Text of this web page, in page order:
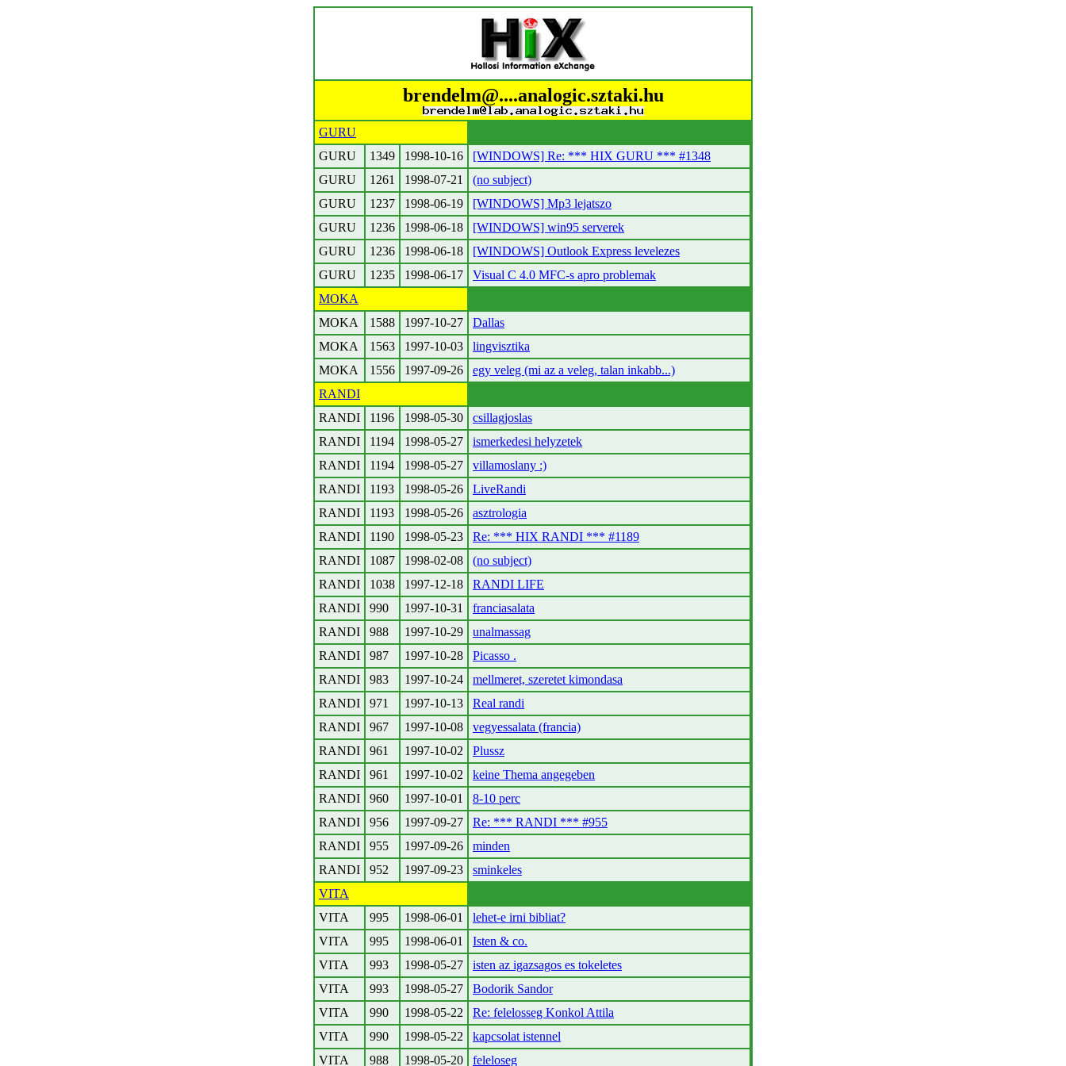
brendelm@....analogic.sztaki.hu
GURU
GURU
1349 1998-10-16
[WINDOWS] Re: *** HIX GURU *** #1348
GURU
1261 1998-07-21
(no subject)
GURU
1237 1998-06-19
[WINDOWS] Mp3 lejatszo
GURU
1236 1998-06-18
[WINDOWS] win95 serverek
GURU
1236 1998-06-18
[WINDOWS] Outlook Express levelezes
GURU
1235 1998-06-17
Visual C 4.0 MFC-s apro problemak
MOKA
MOKA
1588 1997-10-27
Dallas
MOKA
1563 1997-10-03
lingvisztika
MOKA
1556 1997-09-26
egy veleg (mi az a veleg, talan inkabb...)
RANDI
RANDI
1196 1998-05-30
csillagjoslas
RANDI
1194 1998-05-27
ismerkedesi helyzetek
RANDI
1194 1998-05-27
villamoslany :)
RANDI
1193 1998-05-26
LiveRandi
RANDI
1193 1998-05-26
asztrologia
RANDI
1190 1998-05-23
Re: *** HIX RANDI *** #1189
RANDI
1087 1998-02-08
(no subject)
RANDI
1038 1997-12-18
RANDI LIFE
RANDI
990 1997-10-31
franciasalata
RANDI
988 1997-10-29
unalmassag
RANDI
987 1997-10-28
Picasso .
RANDI
983 1997-10-24
mellmeret, szeretet kimondasa
RANDI
971 1997-10-13
Real randi
RANDI
967 1997-10-08
vegyessalata (francia)
RANDI
961 1997-10-02
Plussz
RANDI
961 1997-10-02
keine Thema angegeben
RANDI
960 1997-10-01
8-10 perc
RANDI
956 1997-09-27
Re: *** RANDI *** #955
RANDI
955 1997-09-26
minden
RANDI
952 1997-09-23
sminkeles
VITA
VITA
995 1998-06-01
lehet-e irni bibliat?
VITA
995 1998-06-01
Isten & co.
VITA
993 1998-05-27
isten az igazsagos es tokeletes
VITA
993 1998-05-27
Bodorik Sandor
VITA
990 1998-05-22
Re: felelosseg Konkol Attila
VITA
990 1998-05-22
kapcsolat istennel
VITA
988 1998-05-20
feleloseg